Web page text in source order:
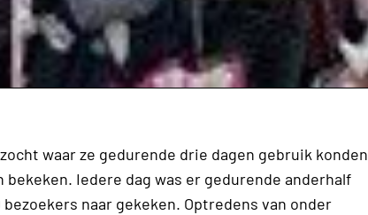
waar ze gedurende drie dagen gebruik konden
bekeken. Iedere dag was er gedurende anderhalf
naar gekeken. Optredens van onder